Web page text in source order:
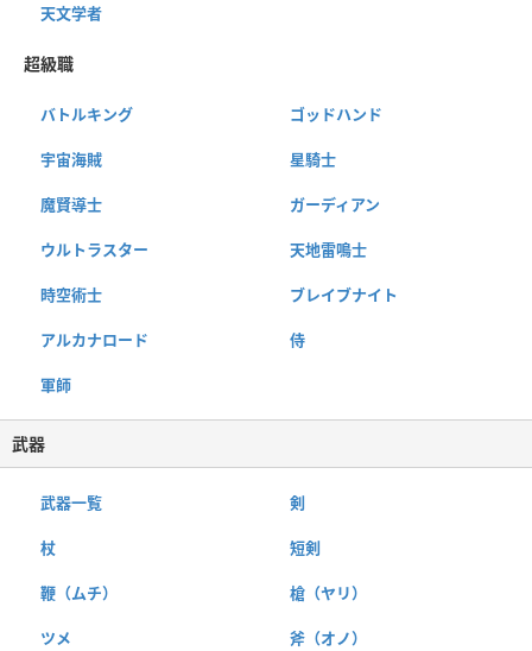
天文学者
超級職
バトルキング ゴッドハンド
宇宙海賊 星騎士
魔賢導士 ガーディアン
ウルトラスター 天地雷鳴士
時空術士 ブレイブナイト
アルカナロード 侍
軍師
武器
武器一覧 剣
杖 短剣
鞭（ムチ） 槍（ヤリ）
ツメ 斧（オノ）